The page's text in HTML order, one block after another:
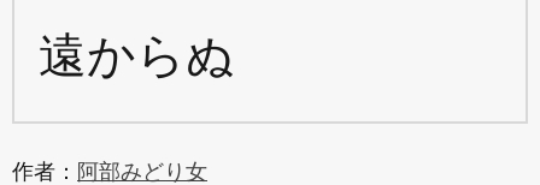
遠からぬ
作者： 阿部みどり女